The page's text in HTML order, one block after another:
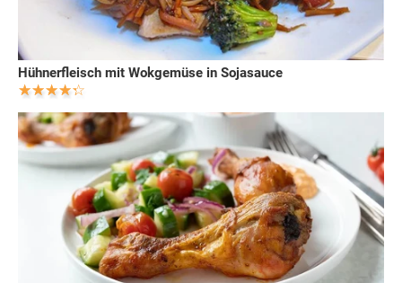
Hühnerfleisch mit Wokgemüse in Sojasauce